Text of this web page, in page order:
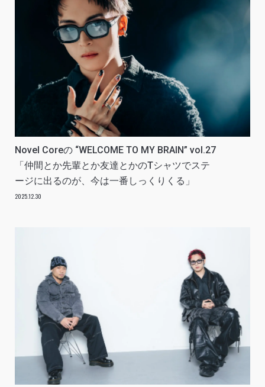
Novel Coreの “WELCOME TO MY BRAIN” vol.27
「仲間とか先輩とか友達とかのTシャツでステ
ージに出るのが、今は一番しっくりくる」
2025.12.30